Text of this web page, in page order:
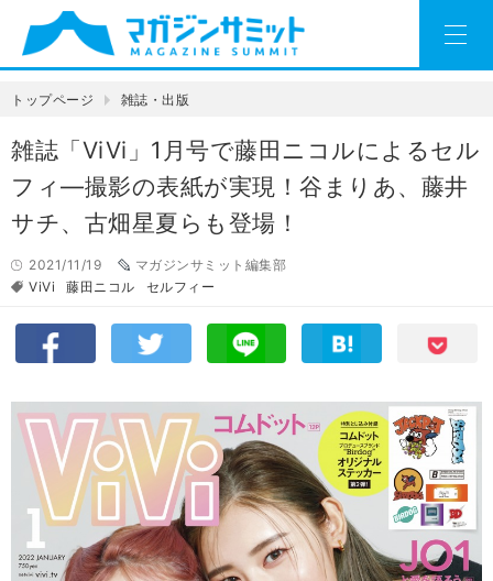
トップページ 雑誌・出版
雑誌「ViVi」1月号で藤田ニコルによるセル
フィ―撮影の表紙が実現！谷まりあ、藤井
サチ、古畑星夏らも登場！
2021/11/19
マガジンサミット編集部
ViVi
藤田ニコル セルフィー